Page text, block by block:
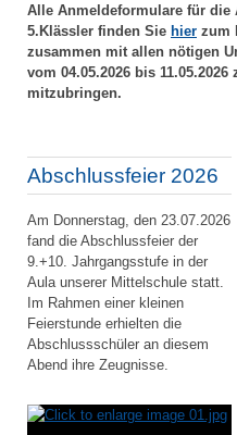
Alle Anmeldeformulare für
5.Klässler finden Sie hier zum
zusammen mit allen nötigen
vom 04.05.2026 bis
mitzubringen.
Abschlussfeier 2026
Am Donnerstag, den 23.07.2026
fand die Abschlussfeier der
9.+10. Jahrgangsstufe in der
Aula unserer Mittelschule statt.
Im Rahmen einer kleinen
Feierstunde erhielten die
Abschlussschüler an diesem
Abend ihre Zeugnisse.